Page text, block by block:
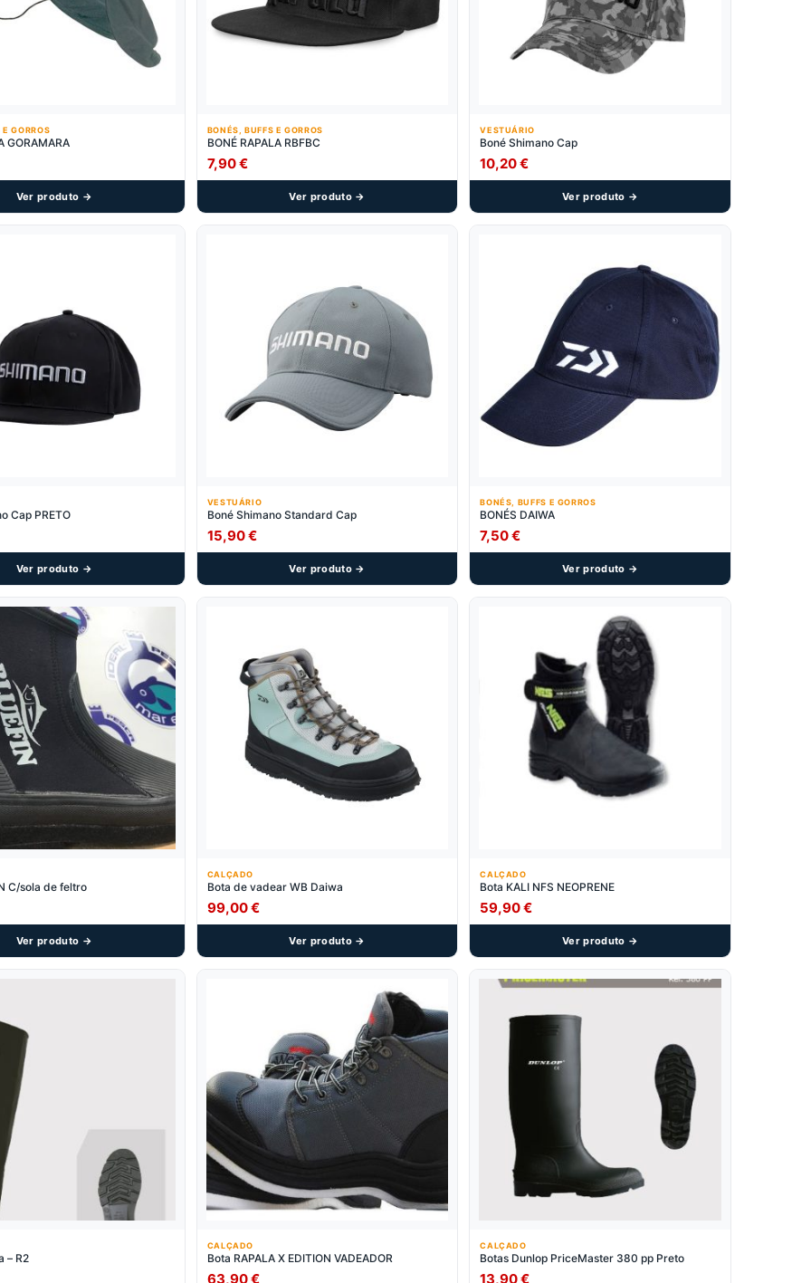
GORROS
GORAMARA
Ver produto →
BONÉS, BUFFS E GORROS
BONÉ RAPALA RBFBC
7,90€
Ver produto →
VESTUÁRIO
Boné Shimano Cap
10,20€
Ver produto →
Cap PRETO
Ver produto →
VESTUÁRIO
Boné Shimano Standard Cap
15,90€
Ver produto →
BONÉS, BUFFS E GORROS
BONÉS DAIWA
7,50€
Ver produto →
C/sola de feltro
Ver produto →
CALÇADO
Bota de vadear WB Daiwa
99,00€
Ver produto →
CALÇADO
Bota KALI NFS NEOPRENE
59,90€
Ver produto →
– R2
CALÇADO
Bota RAPALA X EDITION VADEADOR
63,90€
CALÇADO
Botas Dunlop PriceMaster 380 pp Preto
13,90€